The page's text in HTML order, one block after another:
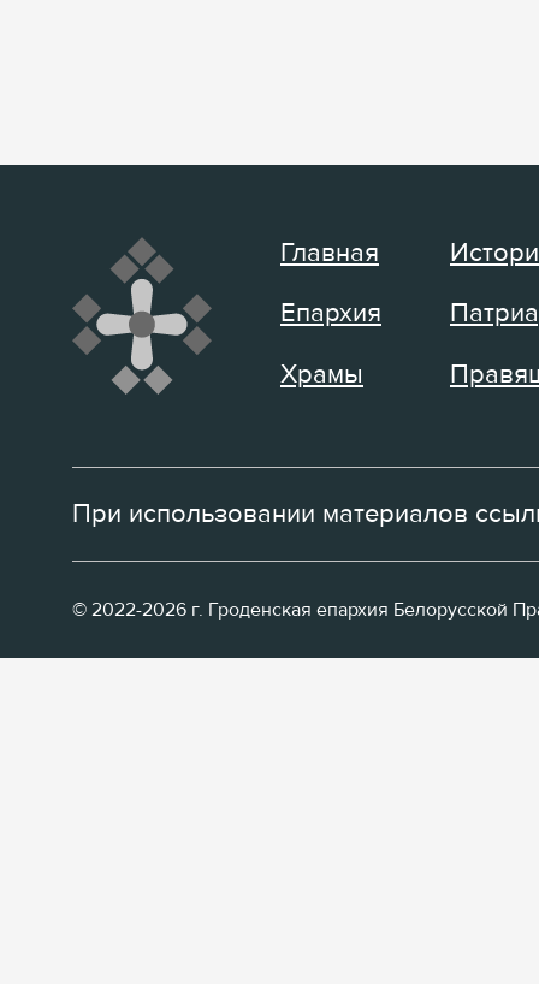
Главная
Епархия
Храмы
При использовании материалов
© 2022-2026 г. Гроденская епархия Белорусской